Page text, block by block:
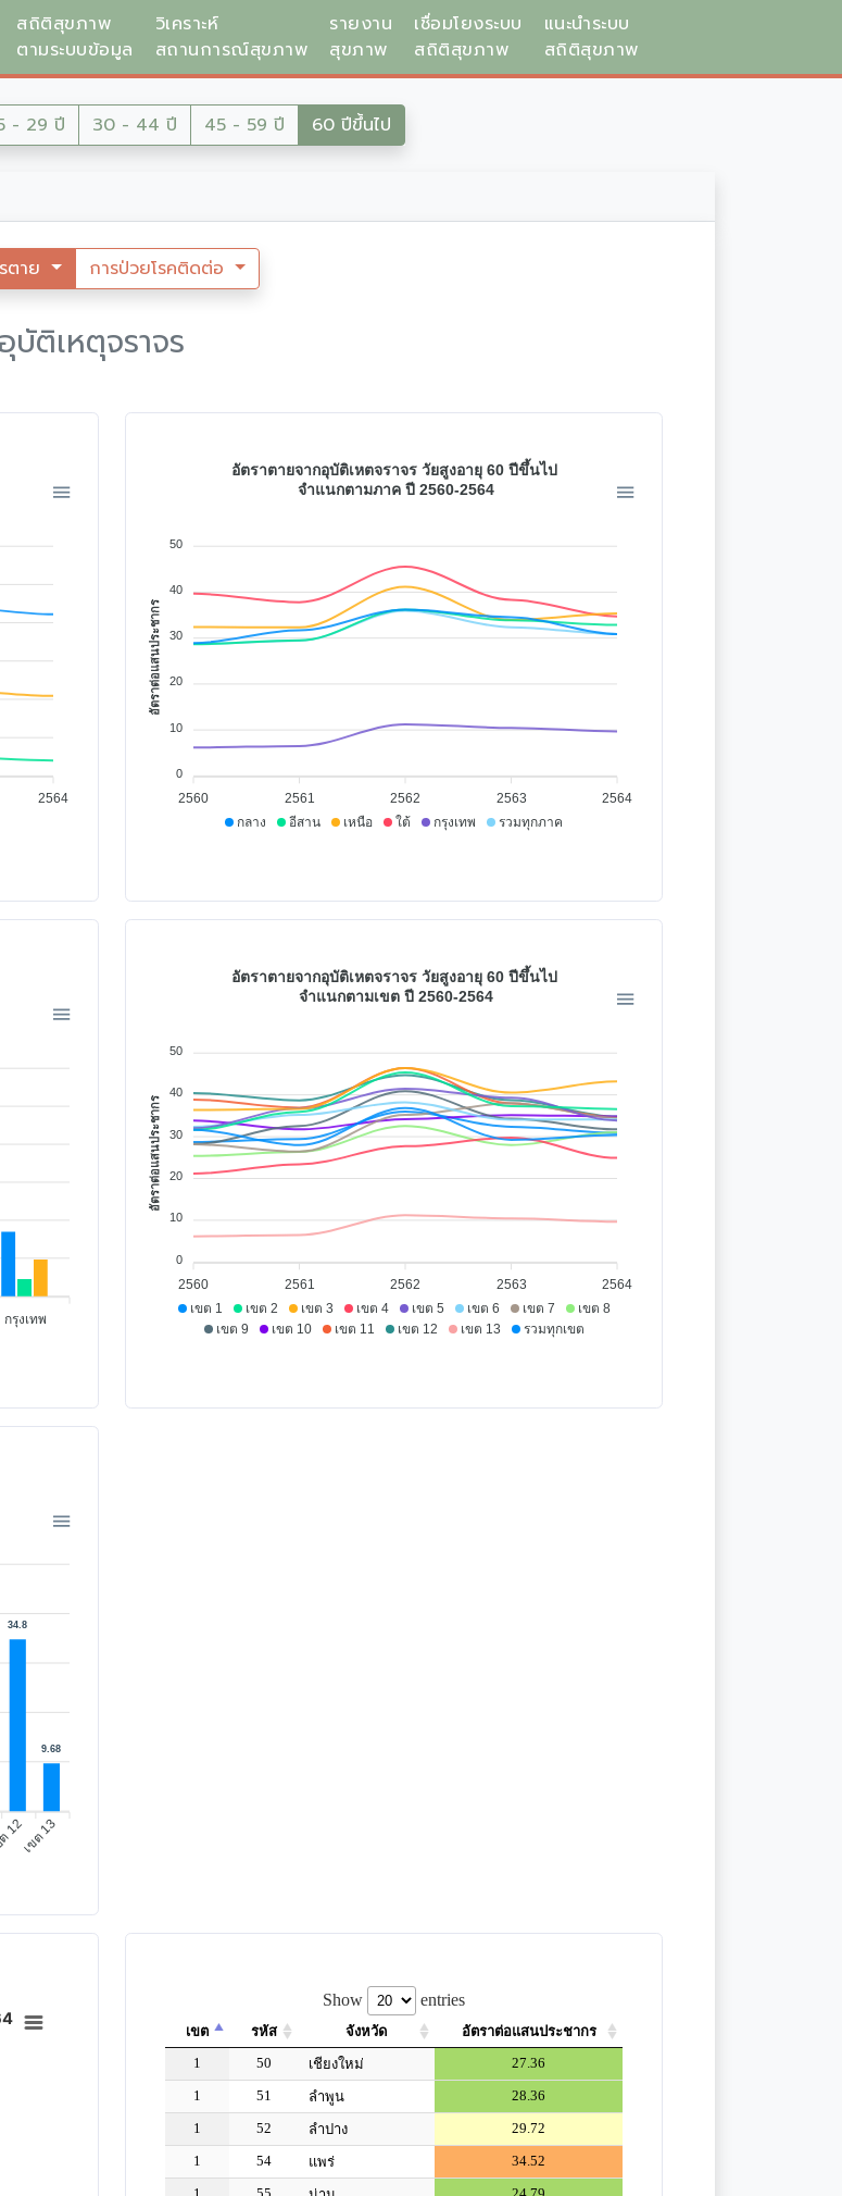
สถิติสุขภาพ
ตามระบบข้อมูล
วิเคราะห์
สถานการณ์สุขภาพ
รายงาน
สุขภาพ
เชื่อมโยงระบบ
สถิติสุขภาพ
แนะนำระบบ
สถิติสุขภาพ
- 29 ปี 30 - 44 ปี 45 - 59 ปี 60 ปีขึ้นไป
ตาย การป่วยโรคติดต่อ
ติเหตุจราจร